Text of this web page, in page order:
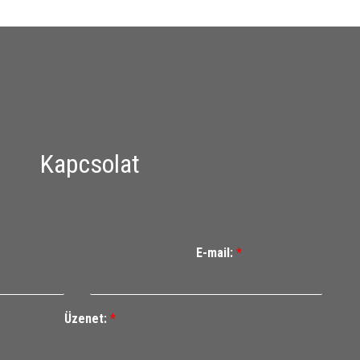
Kapcsolat
E-mail: *
Üzenet: *